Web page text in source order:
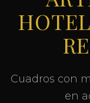
Cuadros con
en